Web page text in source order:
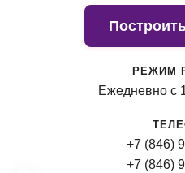
РЕЖИМ
Ежедневно с
+7 (846)
+7 (846)